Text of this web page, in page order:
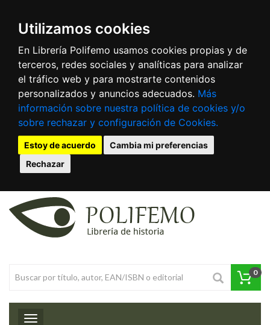
Utilizamos cookies
En Librería Polifemo usamos cookies propias y de
terceros, redes sociales y analíticas para analizar
el tráfico web y para mostrarte contenidos
personalizados y anuncios adecuados. Más
información sobre nuestra política de cookies y/o
sobre rechazar y configuración de Cookies.
Estoy de acuerdo
Cambia mi preferencias
Rechazar
0
Toggle navigation